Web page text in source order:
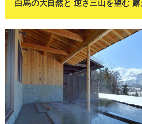
白馬の大自然と 逆さ三山を望む 露